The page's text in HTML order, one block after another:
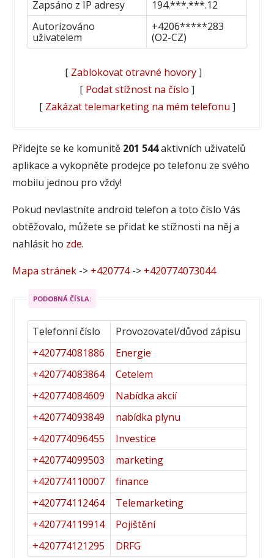
Zapsáno z IP adresy
194.***.***.12
Autorizováno
uživatelem
+4206*****283
(O2-CZ)
[ Zablokovat otravné hovory]
[ Podat stížnost na číslo ]
[ Zakázat telemarketing na mém telefonu ]
Přidejte se ke komunitě 201 544aktivních uživatelů
aplikace a vykopněte prodejce po telefonu ze svého
mobilu jednou pro vždy!
Pokud nevlastníte android telefon a toto číslo Vás
obtěžovalo, můžete se přidat ke stížnosti na něj a
nahlásit ho zde.
Mapa stránek -> +420774-> +420774073044
PODOBNÁ ČÍSLA:
Telefonní číslo
Provozovatel/důvod zápisu
+420774081886
Energie
+420774083864
Cetelem
+420774084609
Nabídka akcií
+420774093849
nabídka plynu
+420774096455
Investice
+420774099503
marketing
+420774110007
finance
+420774112464
Telemarketing
+420774119914
Pojištění
+420774121295
DRFG